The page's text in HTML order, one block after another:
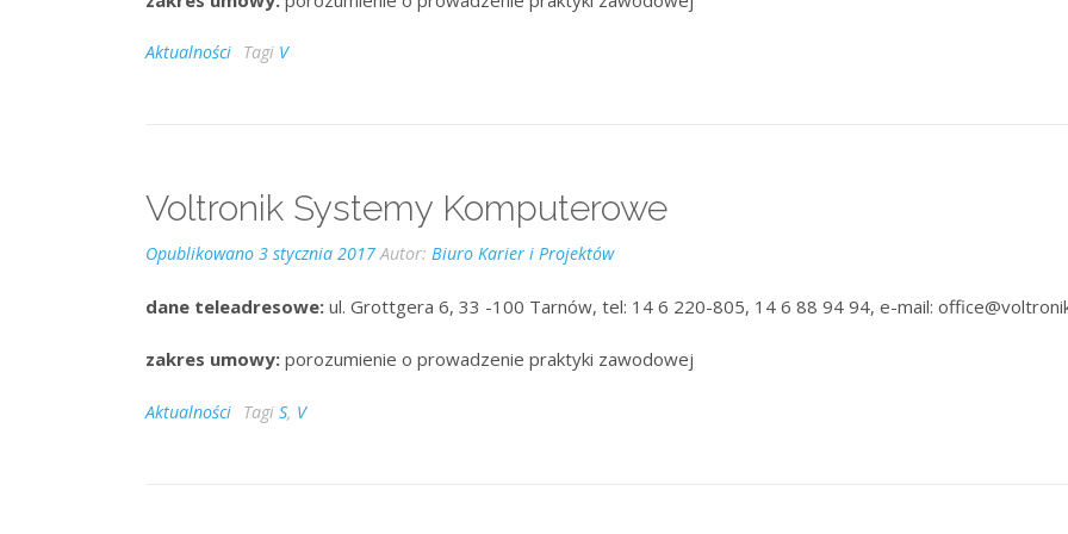
Aktualności Tagi V
Voltronik Systemy Komputerowe
Opublikowano 3 stycznia 2017Autor: Biuro Karier i Projektów
dane teleadresowe: ul. Grottgera 6, 33 -100 Tarnów, tel: 14 6 220-805, 14 6 88 94 94, e-mail:
zakres umowy: porozumienie o prowadzenie praktyki zawodowej
Aktualności Tagi S, V